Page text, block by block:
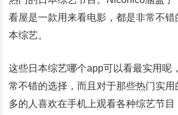
看屋是一款用来看电影，都是非常不错
本综艺。
这些日本综艺哪个app可以看最实用呢
常不错的选择，而且对于那些热门实
多的人喜欢在手机上观看各种综艺节